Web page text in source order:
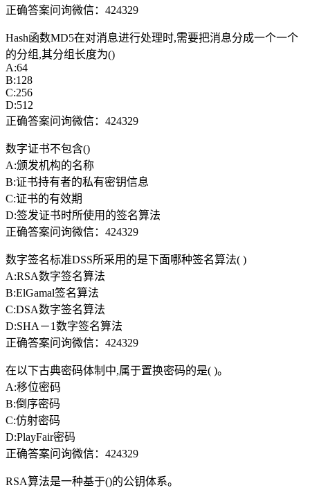
正确答案问询微信：424329
Hash函数MD5在对消息进行处理时,需要把消息分成一个一个
的分组,其分组长度为()
A:64
B:128
C:256
D:512
正确答案问询微信：424329
数字证书不包含()
A:颁发机构的名称
B:证书持有者的私有密钥信息
C:证书的有效期
D:签发证书时所使用的签名算法
正确答案问询微信：424329
数字签名标准DSS所采用的是下面哪种签名算法( )
A:RSA数字签名算法
B:ElGamal签名算法
C:DSA数字签名算法
D:SHA－1数字签名算法
正确答案问询微信：424329
在以下古典密码体制中,属于置换密码的是( )。
A:移位密码
B:倒序密码
C:仿射密码
D:PlayFair密码
正确答案问询微信：424329
RSA算法是一种基于()的公钥体系。